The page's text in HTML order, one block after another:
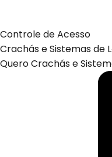
Controle de Acesso
Crachás e Sistemas de
Quero Crachás e